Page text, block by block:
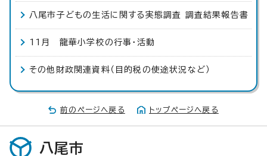
八尾市子どもの生活に関する実態調査 調査結果報告書
11月 龍華小学校の行事・活動
その他財政関連資料（目的税の使途状況など）
前のページへ戻る トップページへ戻る
八尾市